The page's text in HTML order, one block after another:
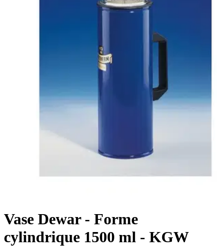
Vase Dewar - Forme
cylindrique 1500 ml - KGW